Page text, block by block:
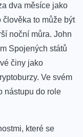
dva měsíce jako
člověka to může být
noční můra. John
Spojených států
činy jako
Ve svém
nástupu do role
které se